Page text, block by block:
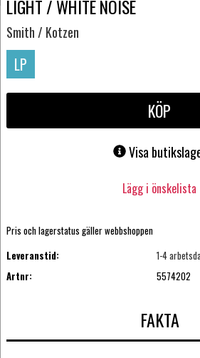
LIGHT / WHITE NOISE
Smith / Kotzen
LP
KÖP
Visa
Lägg i önskelista
Pris och lagerstatus gäller webbshoppen
Leveranstid:
1-4
Artnr:
5574202
FAKTA